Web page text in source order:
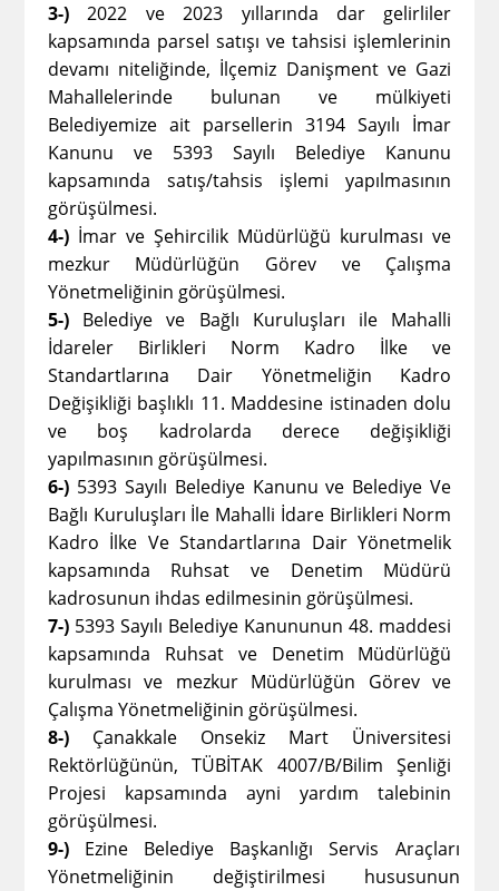
3-)2022 ve 2023 yıllarında dar gelirliler
kapsamında parsel satışı ve tahsisi işlemlerinin
devamı niteliğinde, İlçemiz Danişment ve Gazi
Mahallelerinde bulunan ve mülkiyeti
Belediyemize ait parsellerin 3194 Sayılı İmar
Kanunu ve 5393 Sayılı Belediye Kanunu
kapsamında satış/tahsis işlemi yapılmasının
görüşülmesi.
4-) İmar ve Şehircilik Müdürlüğü kurulması ve
mezkur Müdürlüğün Görev ve Çalışma
Yönetmeliğinin görüşülmesi.
5-) Belediye ve Bağlı Kuruluşları ile Mahalli
İdareler Birlikleri Norm Kadro İlke ve
Standartlarına Dair Yönetmeliğin Kadro
Değişikliği başlıklı 11. Maddesine istinaden dolu
ve boş kadrolarda derece değişikliği
yapılmasının görüşülmesi.
6-) 5393 Sayılı Belediye Kanunu ve Belediye Ve
Bağlı Kuruluşları İle Mahalli İdare Birlikleri Norm
Kadro İlke Ve Standartlarına Dair Yönetmelik
kapsamında Ruhsat ve Denetim Müdürü
kadrosunun ihdas edilmesinin görüşülmesi.
7-) 5393 Sayılı Belediye Kanununun 48. maddesi
kapsamında Ruhsat ve Denetim Müdürlüğü
kurulması ve mezkur Müdürlüğün Görev ve
Çalışma Yönetmeliğinin görüşülmesi.
8-) Çanakkale Onsekiz Mart Üniversitesi
Rektörlüğünün, TÜBİTAK 4007/B/Bilim Şenliği
Projesi kapsamında ayni yardım talebinin
görüşülmesi.
9-) Ezine Belediye Başkanlığı Servis Araçları
Yönetmeliğinin değiştirilmesi hususunun